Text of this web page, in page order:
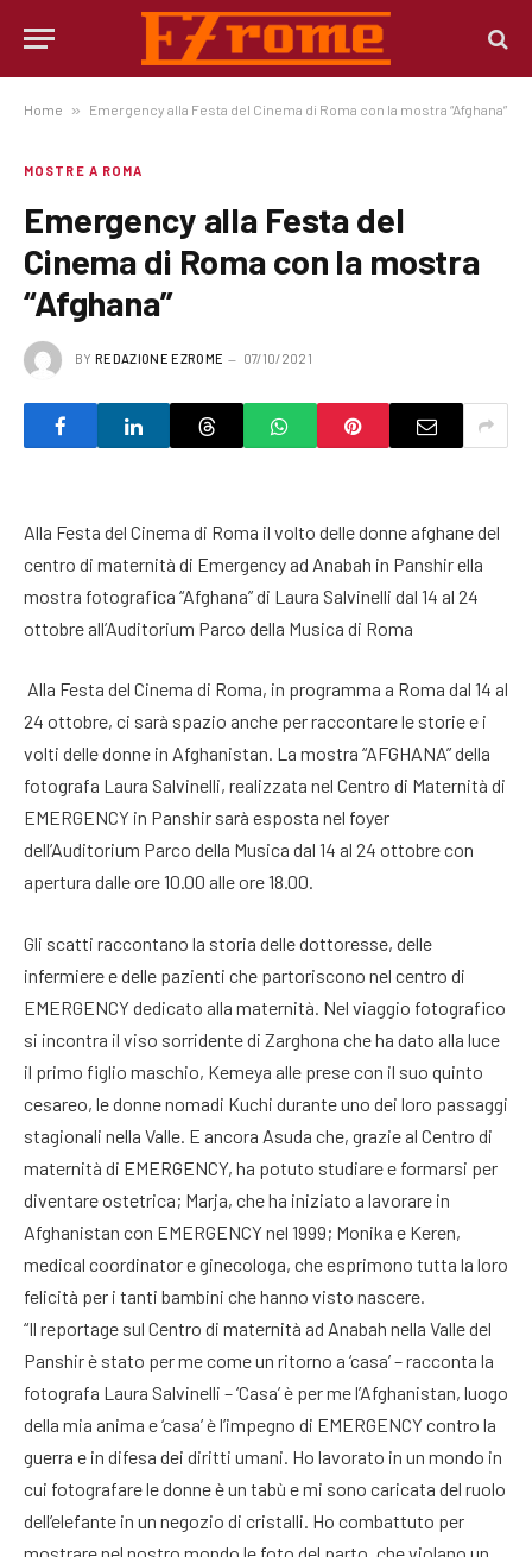
Home » Emergency alla Festa del Cinema di Roma con la mostra “Afghana”
MOSTRE A ROMA
Emergency alla Festa del
Cinema di Roma con la mostra
“Afghana”
BY REDAZIONE EZROME 07/10/2021
Alla Festa del Cinema di Roma il volto delle donne afghane del
centro di maternità di Emergency ad Anabah in Panshir ella
mostra fotografica “Afghana” di Laura Salvinelli dal 14 al 24
ottobre all’Auditorium Parco della Musica di Roma
Alla Festa del Cinema di Roma, in programma a Roma dal 14 al
24 ottobre, ci sarà spazio anche per raccontare le storie e i
volti delle donne in Afghanistan. La mostra “AFGHANA” della
fotografa Laura Salvinelli, realizzata nel Centro di Maternità di
EMERGENCY in Panshir sarà esposta nel foyer
dell’Auditorium Parco della Musica dal 14 al 24 ottobre con
apertura dalle ore 10.00 alle ore 18.00.
Gli scatti raccontano la storia delle dottoresse, delle
infermiere e delle pazienti che partoriscono nel centro di
EMERGENCY dedicato alla maternità. Nel viaggio fotografico
si incontra il viso sorridente di Zarghona che ha dato alla luce
il primo figlio maschio, Kemeya alle prese con il suo quinto
cesareo, le donne nomadi Kuchi durante uno dei loro passaggi
stagionali nella Valle. E ancora Asuda che, grazie al Centro di
maternità di EMERGENCY, ha potuto studiare e formarsi per
diventare ostetrica; Marja, che ha iniziato a lavorare in
Afghanistan con EMERGENCY nel 1999; Monika e Keren,
medical coordinator e ginecologa, che esprimono tutta la loro
felicità per i tanti bambini che hanno visto nascere.
“Il reportage sul Centro di maternità ad Anabah nella Valle del
Panshir è stato per me come un ritorno a ‘casa’ – racconta la
fotografa Laura Salvinelli – ‘Casa’ è per me l’Afghanistan, luogo
della mia anima e ‘casa’ è l’impegno di EMERGENCY contro la
guerra e in difesa dei diritti umani. Ho lavorato in un mondo in
cui fotografare le donne è un tabù e mi sono caricata del ruolo
dell’elefante in un negozio di cristalli. Ho combattuto per
mostrare nel nostro mondo le foto del parto, che violano un